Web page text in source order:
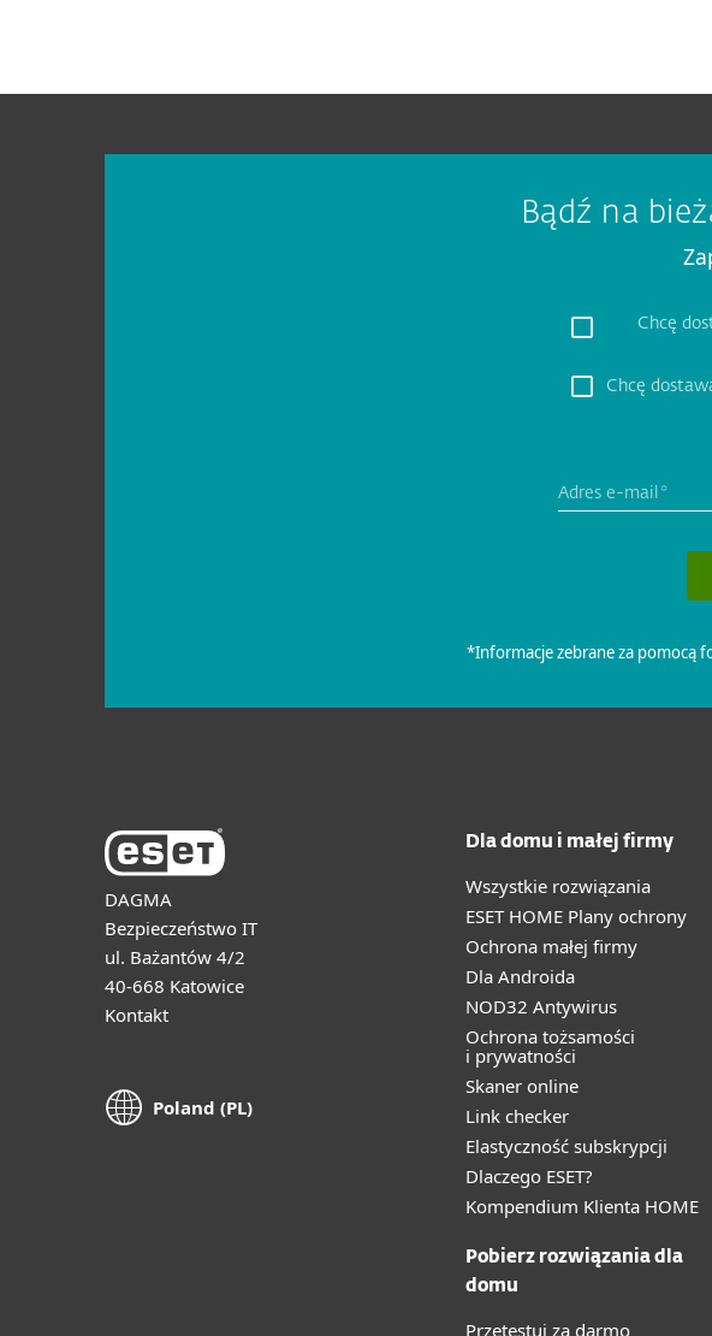
DAGMA
Bezpieczeństwo IT
ul. Bażantów 4/2
40-668 Katowice
Kontakt
Poland (PL)
Dla domu i małej firmy
Wszystkie rozwiązania
ESET HOME Plany ochrony
Ochrona małej firmy
Dla Androida
NOD32 Antywirus
Ochrona tożsamości
i prywatności
Skaner online
Link checker
Elastyczność subskrypcji
Dlaczego ESET?
Kompendium Klienta HOME
Pobierz rozwiązania dla
domu
Przetestuj za darmo